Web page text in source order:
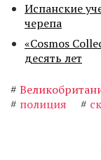
Испанские
черепа
«Cosmos
десять лет
#
# полиция #